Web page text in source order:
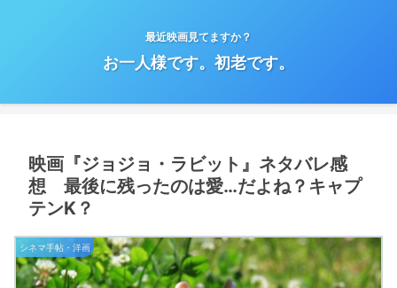
最近映画見てますか？
お一人様です。初老です。
映画『ジョジョ・ラビット』ネタバレ感
想 最後に残ったのは愛…だよね？キャプ
テンK？
シネマ手帖・洋画